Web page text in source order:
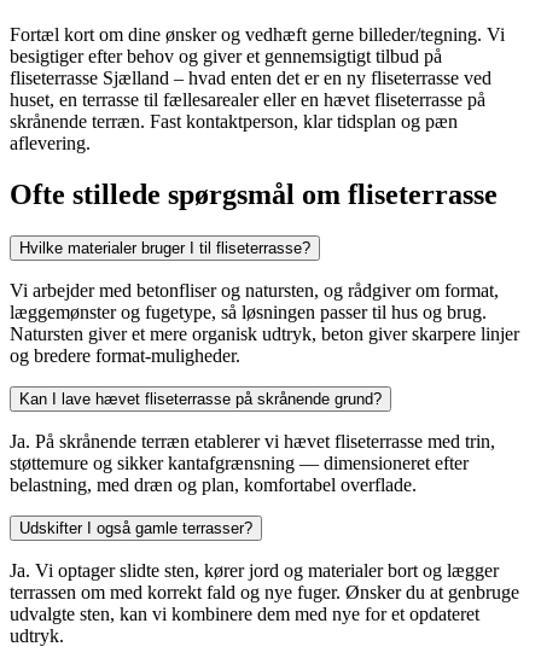
Fortæl kort om dine ønsker og vedhæft gerne billeder/tegning. Vi
besigtiger efter behov og giver et gennemsigtigt tilbud på
fliseterrasse Sjælland – hvad enten det er en ny fliseterrasse ved
huset, en terrasse til fællesarealer eller en hævet fliseterrasse på
skrånende terræn. Fast kontaktperson, klar tidsplan og pæn
aflevering.
Ofte stillede spørgsmål om fliseterrasse
Hvilke materialer bruger I til fliseterrasse?
Vi arbejder med betonfliser og natursten, og rådgiver om format,
læggemønster og fugetype, så løsningen passer til hus og brug.
Natursten giver et mere organisk udtryk, beton giver skarpere linjer
og bredere format-muligheder.
Kan I lave hævet fliseterrasse på skrånende grund?
Ja. På skrånende terræn etablerer vi hævet fliseterrasse med trin,
støttemure og sikker kantafgrænsning — dimensioneret efter
belastning, med dræn og plan, komfortabel overflade.
Udskifter I også gamle terrasser?
Ja. Vi optager slidte sten, kører jord og materialer bort og lægger
terrassen om med korrekt fald og nye fuger. Ønsker du at genbruge
udvalgte sten, kan vi kombinere dem med nye for et opdateret
udtryk.